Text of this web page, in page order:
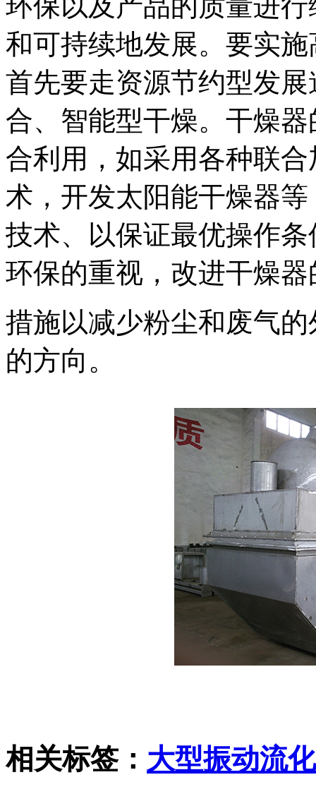
环保以及产品的质量进
和可持续地发展。要实
首先要走资源节约型发
合、智能型干燥。干燥
合利用，如采用各种联
术，开发太阳能干燥器
技术、以保证最优操作
环保的重视，改进干燥
措施以减少粉尘和废气
的方向。
相关标签： 大型振动流